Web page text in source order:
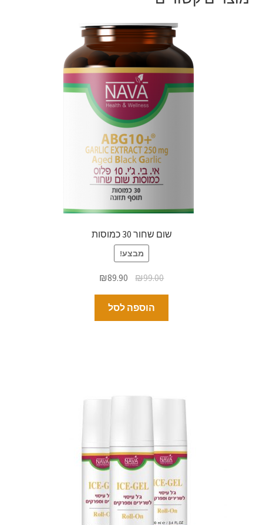
שום שחור 30 כמוסות
מבצע!
₪99.00
₪89.90
הוספה לסל